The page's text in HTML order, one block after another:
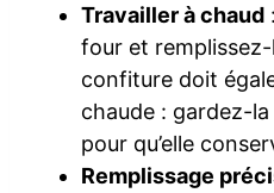
Travailler à chaud
four et
confiture doit
chaude : gardez-
pour qu’elle
Remplissage